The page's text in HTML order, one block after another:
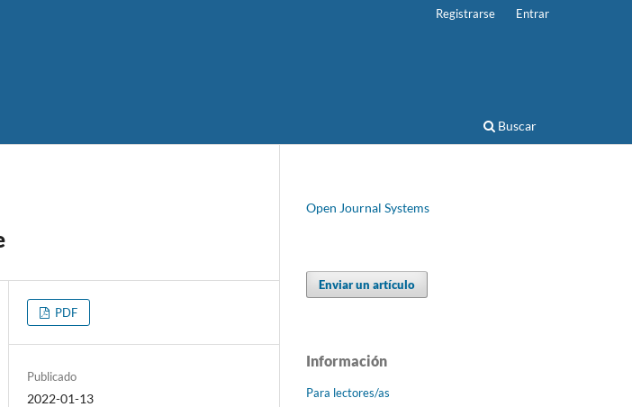
Buscar
Registrarse Entrar
PDF
Publicado
2022-01-13
Open Journal Systems
Enviar un artículo
Información
Para lectores/as